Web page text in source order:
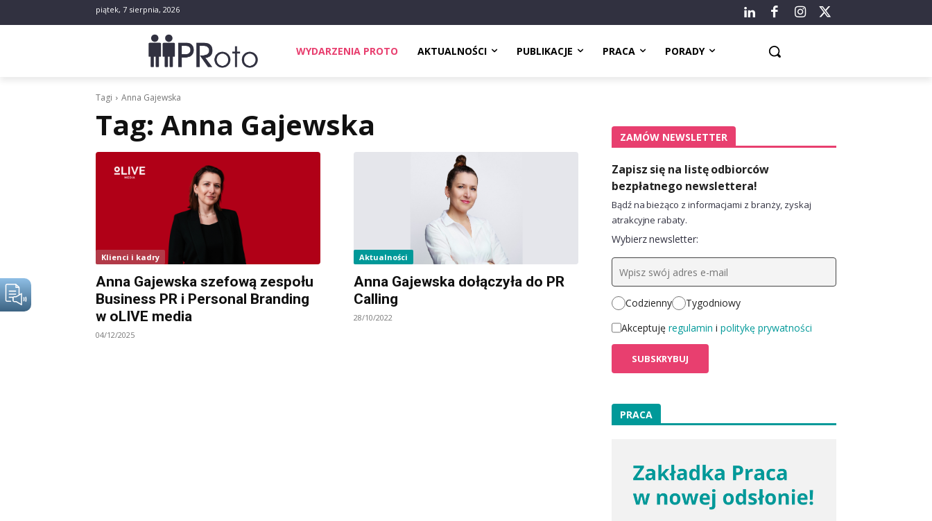
piątek, 7 sierpnia, 2026
WYDARZENIA PROTO AKTUALNOŚCI PUBLIKACJE PRACA PORADY
Tagi Anna Gajewska
Tag: Anna Gajewska
Klienci i kadry
Anna Gajewska szefową zespołu
Business PR i Personal Branding
w oLIVE media
04/12/2025
Aktualności
Anna Gajewska dołączyła do PR
Calling
28/10/2022
ZAMÓW NEWSLETTER
Zapisz się na listę odbiorców
bezpłatnego newslettera!
Bądź na bieżąco z informacjami z branży, zyskaj
atrakcyjne rabaty.
Wybierz newsletter:
Codzienny
Tygodniowy
Akceptuję regulamin i politykę prywatności
PRACA